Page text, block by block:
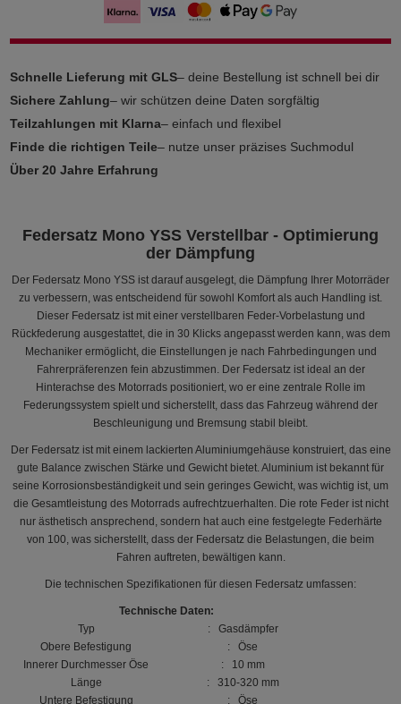
Schnelle Lieferung mit GLS– deine Bestellung ist schnell bei dir
Sichere Zahlung– wir schützen deine Daten sorgfältig
Teilzahlungen mit Klarna– einfach und flexibel
Finde die richtigen Teile– nutze unser präzises Suchmodul
Über 20 Jahre Erfahrung
Federsatz Mono YSS Verstellbar - Optimierung
der Dämpfung
Der Federsatz Mono YSS ist darauf ausgelegt, die Dämpfung Ihrer Motorräder
zu verbessern, was entscheidend für sowohl Komfort als auch Handling ist.
Dieser Federsatz ist mit einer verstellbaren Feder-Vorbelastung und
Rückfederung ausgestattet, die in 30 Klicks angepasst werden kann, was dem
Mechaniker ermöglicht, die Einstellungen je nach Fahrbedingungen und
Fahrerpräferenzen fein abzustimmen. Der Federsatz ist ideal an der
Hinterachse des Motorrads positioniert, wo er eine zentrale Rolle im
Federungssystem spielt und sicherstellt, dass das Fahrzeug während der
Beschleunigung und Bremsung stabil bleibt.
Der Federsatz ist mit einem lackierten Aluminiumgehäuse konstruiert, das eine
gute Balance zwischen Stärke und Gewicht bietet. Aluminium ist bekannt für
seine Korrosionsbeständigkeit und sein geringes Gewicht, was wichtig ist, um
die Gesamtleistung des Motorrads aufrechtzuerhalten. Die rote Feder ist nicht
nur ästhetisch ansprechend, sondern hat auch eine festgelegte Federhärte
von 100, was sicherstellt, dass der Federsatz die Belastungen, die beim
Fahren auftreten, bewältigen kann.
Die technischen Spezifikationen für diesen Federsatz umfassen:
Technische Daten:
Typ
: Gasdämpfer
Obere Befestigung
: Öse
Innerer Durchmesser Öse
: 10 mm
Länge
: 310-320 mm
Untere Befestigung
: Öse